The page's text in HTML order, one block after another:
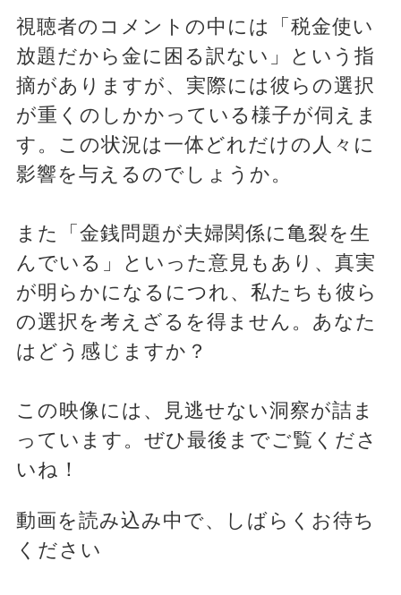
視聴者のコメントの中には「税金使い
放題だから金に困る訳ない」という指
摘がありますが、実際には彼らの選択
が重くのしかかっている様子が伺えま
す。この状況は一体どれだけの人々に
影響を与えるのでしょうか。
また「金銭問題が夫婦関係に亀裂を生
んでいる」といった意見もあり、真実
が明らかになるにつれ、私たちも彼ら
の選択を考えざるを得ません。あなた
はどう感じますか？
この映像には、見逃せない洞察が詰ま
っています。ぜひ最後までご覧くださ
いね！
動画を読み込み中で、しばらくお待ち
ください